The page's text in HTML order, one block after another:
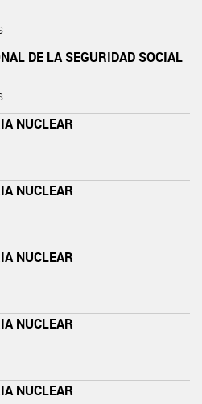
DE LA SEGURIDAD SOCIAL
NUCLEAR
NUCLEAR
NUCLEAR
NUCLEAR
NUCLEAR